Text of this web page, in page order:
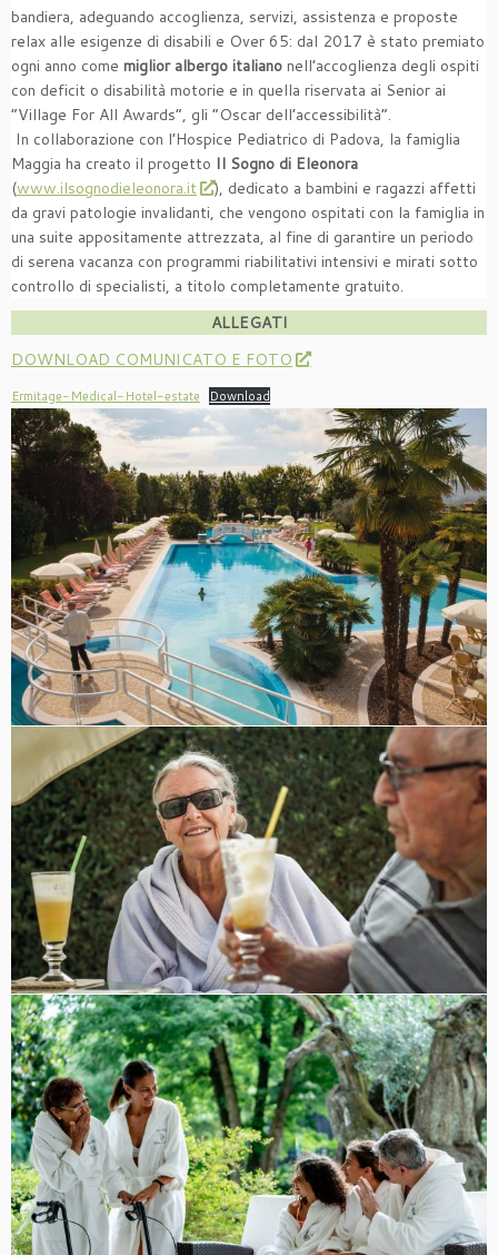
bandiera, adeguando accoglienza, servizi, assistenza e proposte
relax alle esigenze di disabili e Over 65: dal 2017 è stato premiato
ogni anno come miglior albergo italiano nell’accoglienza degli ospiti
con deficit o disabilità motorie e in quella riservata ai Senior ai
“Village For All Awards”, gli “Oscar dell’accessibilità”.
In collaborazione con l’Hospice Pediatrico di Padova, la famiglia
Maggia ha creato il progetto Il Sogno di Eleonora
(www.ilsognodieleonora.it
), dedicato a bambini e ragazzi affetti
da gravi patologie invalidanti, che vengono ospitati con la famiglia in
una suite appositamente attrezzata, al fine di garantire un periodo
di serena vacanza con programmi riabilitativi intensivi e mirati sotto
controllo di specialisti, a titolo completamente gratuito.
ALLEGATI
DOWNLOAD COMUNICATO E FOTO
Ermitage-Medical-Hotel-estate Download